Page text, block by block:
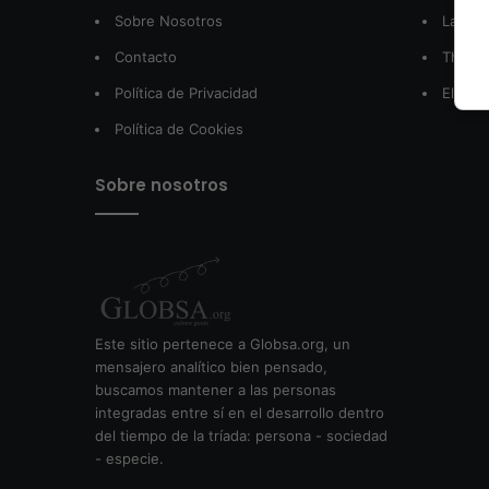
Sobre Nosotros
Contacto
Política de Privacidad
Política de Cookies
Sobre nosotros
Este sitio pertenece a Globsa.org, un
mensajero analítico bien pensado,
buscamos mantener a las personas
integradas entre sí en el desarrollo dentro
del tiempo de la tríada: persona - sociedad
- especie.
The
El